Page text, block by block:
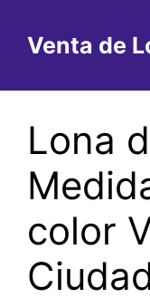
contenido
Venta de
Lona
color